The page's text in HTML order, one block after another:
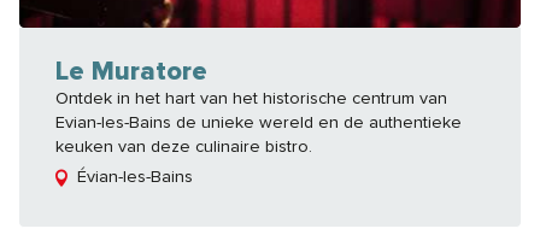
Le Muratore
Ontdek in het hart van het historische centrum van
Evian-les-Bains de unieke wereld en de authentieke
keuken van deze culinaire bistro.
Évian-les-Bains